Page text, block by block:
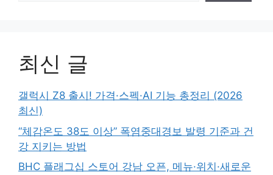
최신 글
갤럭시 Z8 출시! 가격·스펙·AI 기능 총정리 (2026
최신)
“체감온도 38도 이상” 폭염중대경보 발령 기준과 건
강 지키는 방법
BHC 플래그십 스토어 강남 오픈, 메뉴·위치·새로운